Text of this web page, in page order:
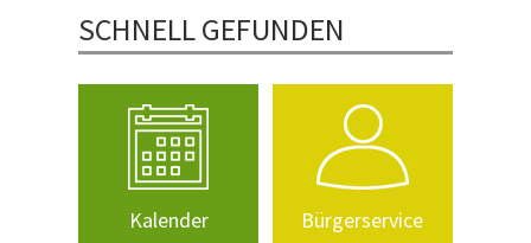
SCHNELL GEFUNDEN
Kalender Bürgerservice